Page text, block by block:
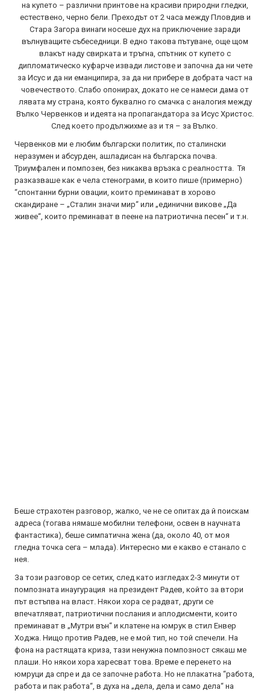
на купето – различни принтове на красиви природни гледки,
естествено, черно бели. Преходът от 2 часа между Пловдив и
Стара Загора винаги носеше дух на приключение заради
вълнуващите събеседници. В едно такова пътуване, още щом
влакът наду свирката и тръгна, спътник от купето с
дипломатическо куфарче извади листове и започна да ни чете
за Исус и да ни еманципира, за да ни прибере в добрата част на
човечеството. Слабо опонирах, докато не се намеси дама от
лявата му страна, която буквално го смачка с аналогия между
Вълко Червенков и идеята на пропагандатора за Исус Христос.
След което продължихме аз и тя – за Вълко.
Червенков ми е любим български политик, по сталински
неразумен и абсурден, ашладисан на българска почва.
Триумфален и помпозен, без никаква връзка с реалността. Тя
разказваше как е чела стенограми, в които пише (примерно)
“спонтанни бурни овации, които преминават в хорово
скандиране – „Сталин значи мир“ или „единични викове „Да
живее“, които преминават в пеене на патриотична песен“ и т.н.
Беше страхотен разговор, жалко, че не се опитах да й поискам
адреса (тогава нямаше мобилни телефони, освен в научната
фантастика), беше симпатична жена (да, около 40, от моя
гледна точка сега – млада). Интересно ми е какво е станало с
нея.
За този разговор се сетих, след като изгледах 2-3 минути от
помпозната инаугурация на президент Радев, който за втори
път встъпва на власт. Някои хора се радват, други се
впечатляват, патриотични послания и аплодисменти, които
преминават в „Мутри вън“ и клатене на юмрук в стил Енвер
Ходжа. Нищо против Радев, не е мой тип, но той спечели. На
фона на растящата криза, тази ненужна помпозност сякаш ме
плаши. Но някои хора харесват това. Време е перенето на
юмруци да спре и да се започне работа. Но не плакатна “работа,
работа и пак работа“, в духа на „дела, дела и само дела“ на